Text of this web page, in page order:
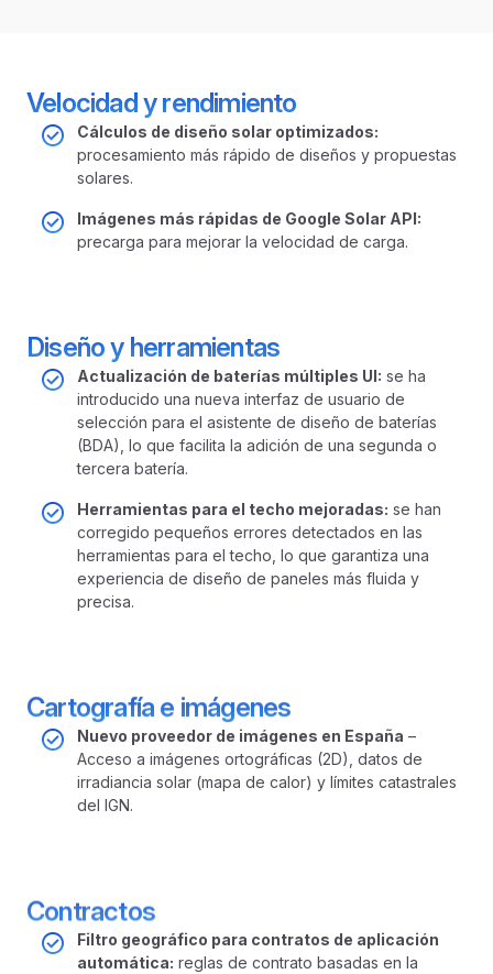
Velocidad y rendimiento
Cálculos de diseño solar optimizados:
procesamiento más rápido de diseños y propuestas
solares.
Imágenes más rápidas de Google Solar API:
precarga para mejorar la velocidad de carga.
Diseño y herramientas
Actualización de baterías múltiples UI: se ha
introducido una nueva interfaz de usuario de
selección para el asistente de diseño de baterías
(BDA), lo que facilita la adición de una segunda o
tercera batería.
Herramientas para el techo mejoradas: se han
corregido pequeños errores detectados en las
herramientas para el techo, lo que garantiza una
experiencia de diseño de paneles más fluida y
precisa.
Cartografía e imágenes
Nuevo proveedor de imágenes en España –
Acceso a imágenes ortográficas (2D), datos de
irradiancia solar (mapa de calor) y límites catastrales
del IGN.
Contractos
Filtro geográfico para contratos de aplicación
automática: reglas de contrato basadas en la